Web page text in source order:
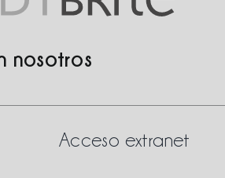
nosotros
Acceso extranet